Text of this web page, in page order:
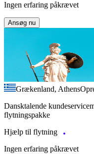
Ingen erfaring påkrævet
Ansøg nu
Grækenland, Athens
Dansktalende
flytningspakke
Hjælp til flytning
Ingen erfaring påkrævet